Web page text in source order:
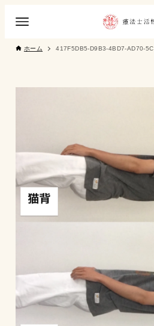
ホーム 417F5DB5-D9B3-4BD7-AD70-